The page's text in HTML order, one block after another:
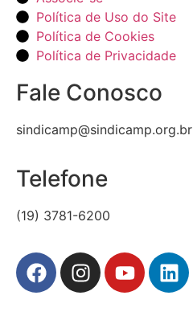
Política de Uso do Site
Política de Cookies
Política de Privacidade
Fale Conosco
sindicamp@sindicamp.org.br
Telefone
(19) 3781-6200